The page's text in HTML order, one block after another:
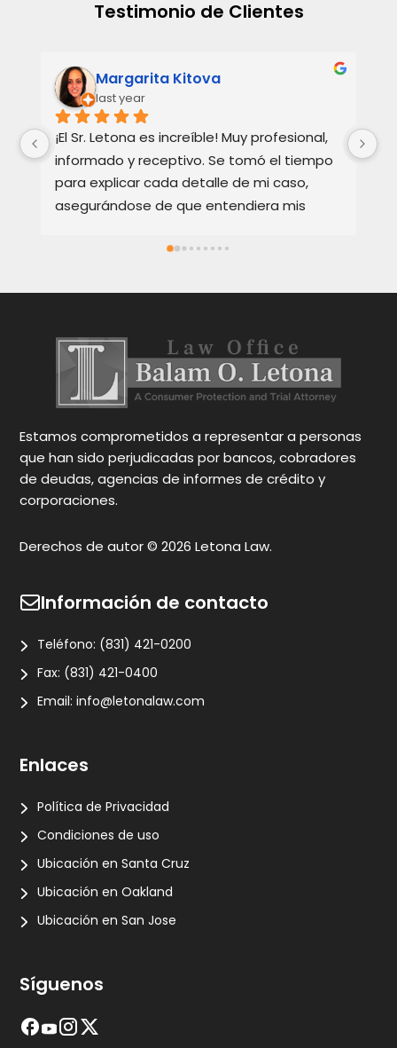
Testimonio de Clientes
Margarita Kitova
last year
¡El Sr. Letona es increíble! Muy profesional,
informado y receptivo. Se tomó el tiempo
para explicar cada detalle de mi caso,
asegurándose de que entendiera mis
Estamos comprometidos a representar a personas
que han sido perjudicadas por bancos, cobradores
de deudas, agencias de informes de crédito y
corporaciones.
Derechos de autor © 2026 Letona Law.
Información de contacto
Teléfono: (831) 421-0200
Fax: (831) 421-0400
Email:info@letonalaw.com
Enlaces
Política de Privacidad
Condiciones de uso
Ubicación en Santa Cruz
Ubicación en Oakland
Ubicación en San Jose
Síguenos